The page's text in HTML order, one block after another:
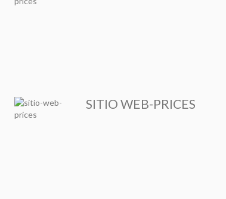
SITIO WEB-PRICES